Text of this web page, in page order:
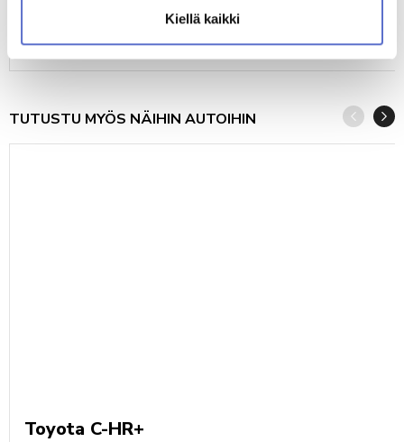
Kiellä kaikki
GASOLINE AUTOMATIC
alk.284€/KK tai 25 390 €
TUTUSTU MYÖS NÄIHIN AUTOIHIN
Toyota C-HR+